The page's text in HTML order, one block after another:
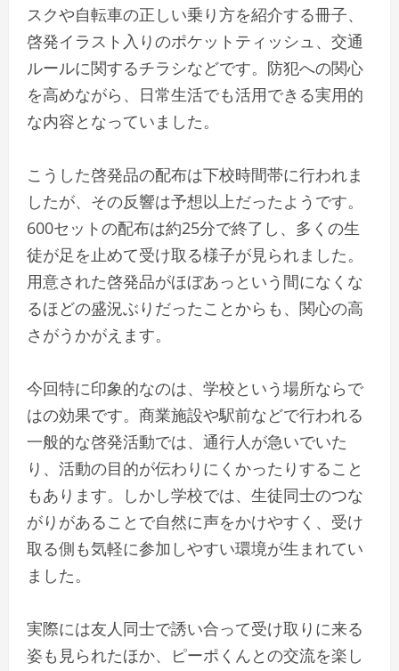
スクや自転車の正しい乗り方を紹介する冊子、
啓発イラスト入りのポケットティッシュ、交通
ルールに関するチラシなどです。防犯への関心
を高めながら、日常生活でも活用できる実用的
な内容となっていました。
こうした啓発品の配布は下校時間帯に行われま
したが、その反響は予想以上だったようです。
600セットの配布は約25分で終了し、多くの生
徒が足を止めて受け取る様子が見られました。
用意された啓発品がほぼあっという間になくな
るほどの盛況ぶりだったことからも、関心の高
さがうかがえます。
今回特に印象的なのは、学校という場所ならで
はの効果です。商業施設や駅前などで行われる
一般的な啓発活動では、通行人が急いでいた
り、活動の目的が伝わりにくかったりすること
もあります。しかし学校では、生徒同士のつな
がりがあることで自然に声をかけやすく、受け
取る側も気軽に参加しやすい環境が生まれてい
ました。
実際には友人同士で誘い合って受け取りに来る
姿も見られたほか、ピーポくんとの交流を楽し